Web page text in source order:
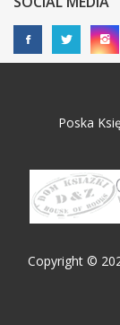
Poska
Copyright ©